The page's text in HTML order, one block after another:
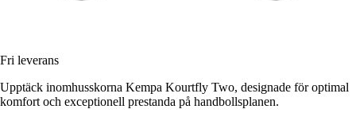
Fri leverans
Upptäck inomhusskorna Kempa Kourtfly Two, designade för optimal
komfort och exceptionell prestanda på handbollsplanen.